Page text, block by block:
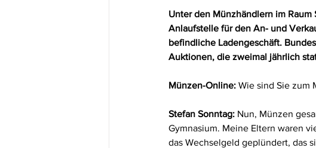
Unter den Münzhändlern im
Anlaufstelle für den An- und
befindliche Ladengeschäft.
Auktionen, die zweimal jährlich
Münzen-Online: Wie sind Sie zum
Stefan Sonntag: Nun, Münzen
Gymnasium. Meine Eltern waren
das Wechselgeld geplündert, das